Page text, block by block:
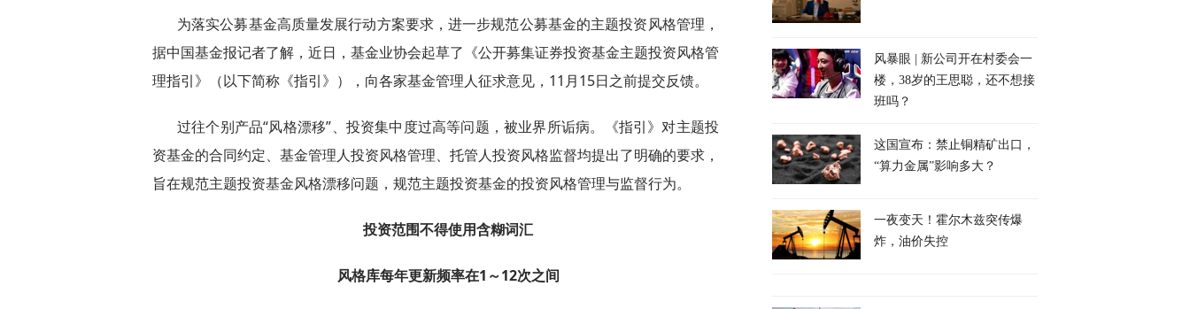
为落实公募基金高质量发展行动方案要求，进一步规范公募基金的主题投资风格管理，
据中国基金报记者了解，近日，基金业协会起草了《公开募集证券投资基金主题投资风格管
理指引》（以下简称《指引》），向各家基金管理人征求意见，11月15日之前提交反馈。
过往个别产品“风格漂移”、投资集中度过高等问题，被业界所诟病。《指引》对主题投
资基金的合同约定、基金管理人投资风格管理、托管人投资风格监督均提出了明确的要求，
旨在规范主题投资基金风格漂移问题，规范主题投资基金的投资风格管理与监督行为。
投资范围不得使用含糊词汇
风格库每年更新频率在1～12次之间
风暴眼 | 新公司开在村委会一
楼，38岁的王思聪，还不想接
班吗？
这国宣布：禁止铜精矿出口，
“算力金属”影响多大？
一夜变天！霍尔木兹突传爆
炸，油价失控